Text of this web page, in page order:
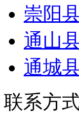
崇阳
通山
通城
联系方